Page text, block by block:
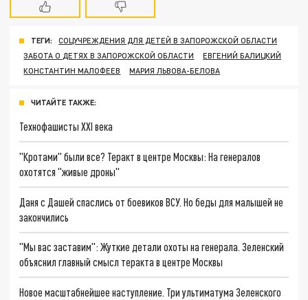
ТЕГИ:
СОЦУЧРЕЖДЕНИЯ ДЛЯ ДЕТЕЙ В ЗАПОРОЖСКОЙ ОБЛАСТИ
ЗАБОТА О ДЕТЯХ В ЗАПОРОЖСКОЙ ОБЛАСТИ
ЕВГЕНИЙ БАЛИЦКИЙ
КОНСТАНТИН МАЛОФЕЕВ
МАРИЯ ЛЬВОВА-БЕЛОВА
ЧИТАЙТЕ ТАКЖЕ:
Технофашисты XXI века
"Кротами" были все? Теракт в центре Москвы: На генералов
охотятся "живые дроны"
Даня с Дашей спаслись от боевиков ВСУ. Но беды для малышей не
закончились
"Мы вас заставим": Жуткие детали охоты на генерала. Зеленский
объяснил главный смысл теракта в центре Москвы
Новое масштабнейшее наступление. Три ультиматума Зеленского